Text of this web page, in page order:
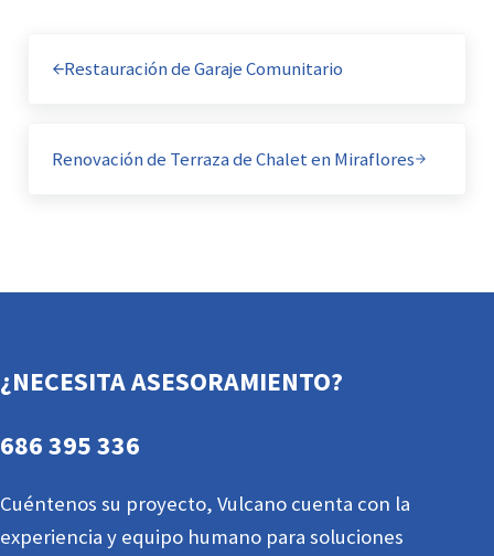
Restauración de Garaje Comunitario
Renovación de Terraza de Chalet en Miraflores
¿NECESITA ASESORAMIENTO?
686 395 336
Cuéntenos su proyecto, Vulcano cuenta con la
experiencia y equipo humano para soluciones